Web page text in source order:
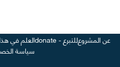
عن المشروعللتبرع - donate العلم في
سياسة